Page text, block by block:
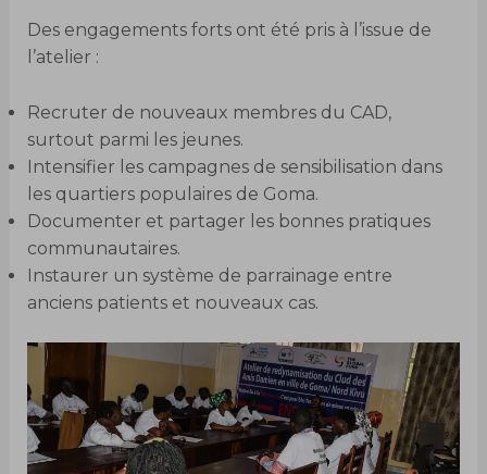
Des engagements forts ont été pris à l’issue de
l’atelier :
Recruter de nouveaux membres du CAD,
surtout parmi les jeunes.
Intensifier les campagnes de sensibilisation dans
les quartiers populaires de Goma.
Documenter et partager les bonnes pratiques
communautaires.
Instaurer un système de parrainage entre
anciens patients et nouveaux cas.